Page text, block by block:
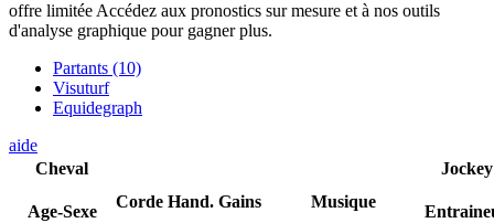
offre limitée Accédez aux pronostics sur mesure et à nos outils
d'analyse graphique pour gagner plus.
Partants (10)
Visuturf
Equidegraph
aide
Cheval
Age-Sexe
Corde Hand. Gains Musique
Jockey